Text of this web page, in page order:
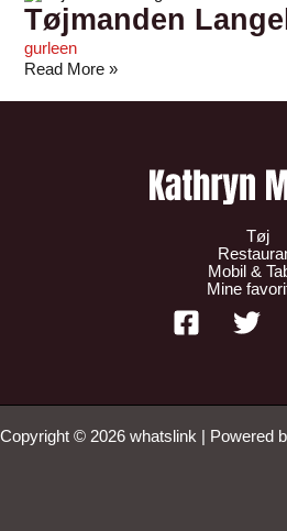
Tøjmanden
gurleen
Read More »
Tøj
Mobil &
Mine
Copyright © 2026 whatslink | Powered